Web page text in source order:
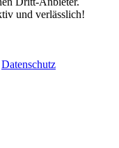
und verlässlich!
Datenschutz